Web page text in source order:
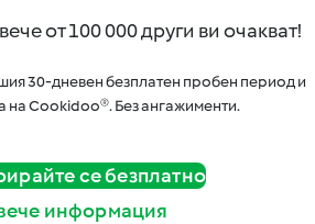
от 100 000 други ви очакват!
30-дневен безплатен пробен период и
на Cookidoo®. Без ангажименти.
се безплатно
информация